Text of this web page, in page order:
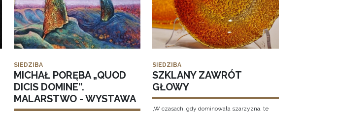
SIEDZIBA
MICHAŁ PORĘBA „QUOD
DICIS DOMINE”.
MALARSTWO - WYSTAWA
SIEDZIBA
SZKLANY ZAWRÓT
GŁOWY
„W czasach, gdy dominowała szarzyzna, te